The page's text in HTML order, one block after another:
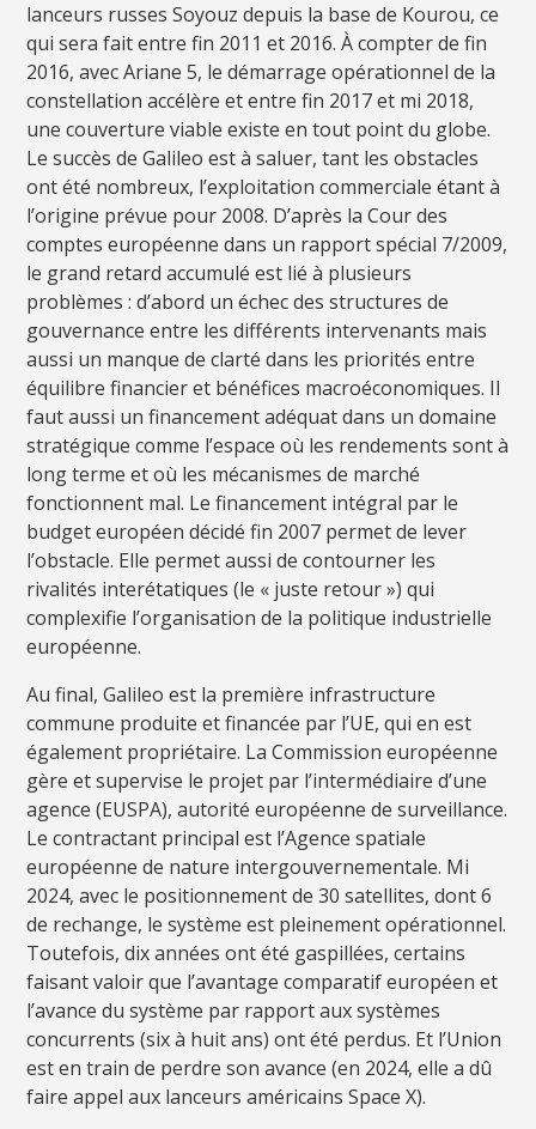
lanceurs russes Soyouz depuis la base de Kourou, ce
qui sera fait entre fin 2011 et 2016. À compter de fin
2016, avec Ariane 5, le démarrage opérationnel de la
constellation accélère et entre fin 2017 et mi 2018,
une couverture viable existe en tout point du globe.
Le succès de Galileo est à saluer, tant les obstacles
ont été nombreux, l’exploitation commerciale étant à
l’origine prévue pour 2008. D’après la Cour des
comptes européenne dans un rapport spécial 7/2009,
le grand retard accumulé est lié à plusieurs
problèmes : d’abord un échec des structures de
gouvernance entre les différents intervenants mais
aussi un manque de clarté dans les priorités entre
équilibre financier et bénéfices macroéconomiques. Il
faut aussi un financement adéquat dans un domaine
stratégique comme l’espace où les rendements sont à
long terme et où les mécanismes de marché
fonctionnent mal. Le financement intégral par le
budget européen décidé fin 2007 permet de lever
l’obstacle. Elle permet aussi de contourner les
rivalités interétatiques (le « juste retour ») qui
complexifie l’organisation de la politique industrielle
européenne.
Au final, Galileo est la première infrastructure
commune produite et financée par l’UE, qui en est
également propriétaire. La Commission européenne
gère et supervise le projet par l’intermédiaire d’une
agence (EUSPA), autorité européenne de surveillance.
Le contractant principal est l’Agence spatiale
européenne de nature intergouvernementale. Mi
2024, avec le positionnement de 30 satellites, dont 6
de rechange, le système est pleinement opérationnel.
Toutefois, dix années ont été gaspillées, certains
faisant valoir que l’avantage comparatif européen et
l’avance du système par rapport aux systèmes
concurrents (six à huit ans) ont été perdus. Et l’Union
est en train de perdre son avance (en 2024, elle a dû
faire appel aux lanceurs américains Space X).